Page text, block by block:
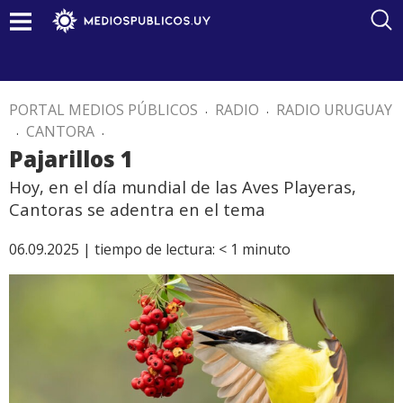
PORTAL MEDIOS PÚBLICOS . RADIO . RADIO URUGUAY
. CANTORA .
Pajarillos 1
Hoy, en el día mundial de las Aves Playeras,
Cantoras se adentra en el tema
06.09.2025 | tiempo de lectura: < 1 minuto